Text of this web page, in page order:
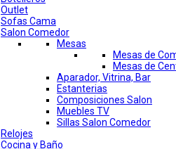
Outlet
Sofas Cama
Salon Comedor
Mesas
Mesas de
Mesas de
Aparador, Vitrina, Bar
Estanterias
Composiciones Salon
Muebles TV
Sillas Salon Comedor
Relojes
Cocina y Baño